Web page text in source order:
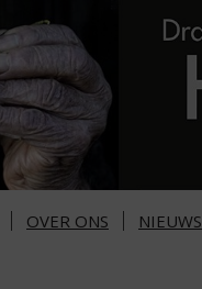
OVER ONS NIEUWS